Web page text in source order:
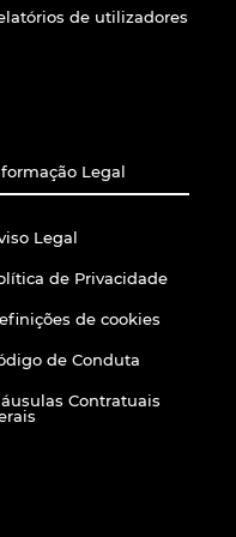
de utilizadores
Legal
Legal
de Privacidade
de cookies
de Conduta
Contratuais